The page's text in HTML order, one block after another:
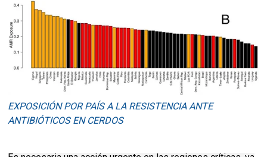
EXPOSICIÓN POR PAÍS A LA RESISTENCIA ANTE
ANTIBIÓTICOS EN CERDOS